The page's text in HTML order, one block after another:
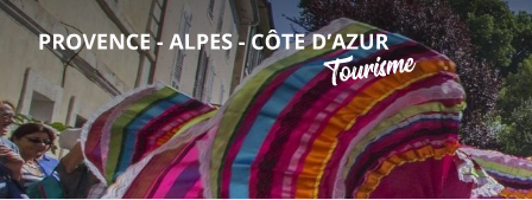
Aller
contenu
principal